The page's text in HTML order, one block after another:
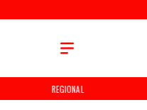
REGIONAL